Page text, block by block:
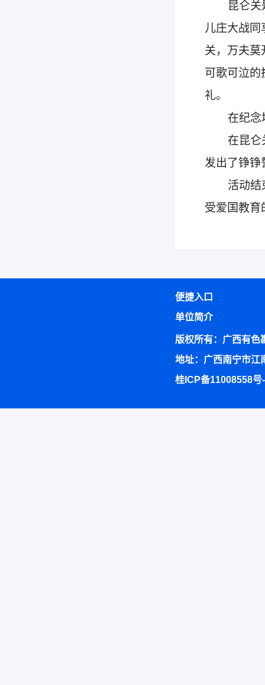
昆仑
儿庄大战同
关，万夫莫
可歌可泣
礼。
在纪念
在昆仑
发出了铮铮
活动结
受爱国教育
便捷入口
单位简介
版权所有：广西有色
地址：广西南宁市江
桂ICP备11008558号